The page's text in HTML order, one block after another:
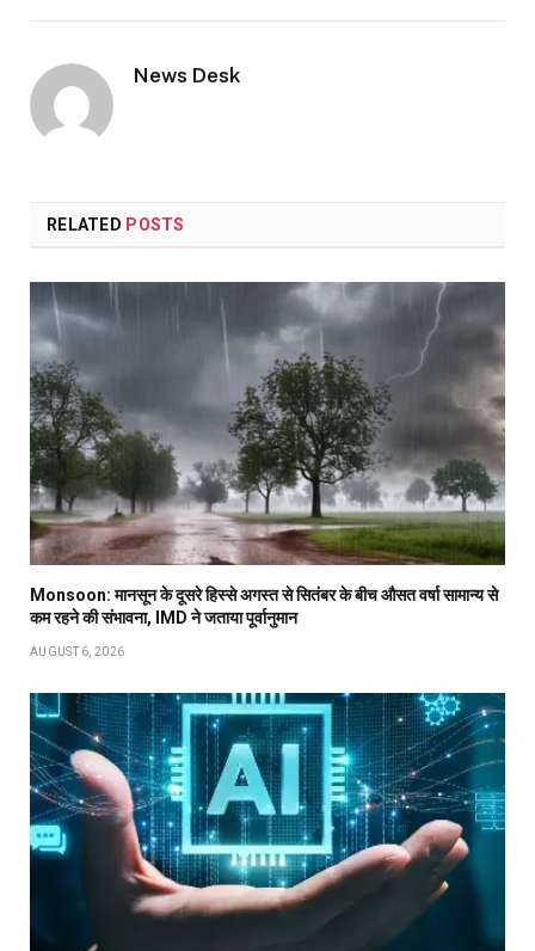
News Desk
RELATED POSTS
Monsoon: मानसून के दूसरे हिस्से अगस्त से सितंबर के बीच औसत वर्षा सामान्य से
कम रहने की संभावना, IMD ने जताया पूर्वानुमान
AUGUST 6, 2026